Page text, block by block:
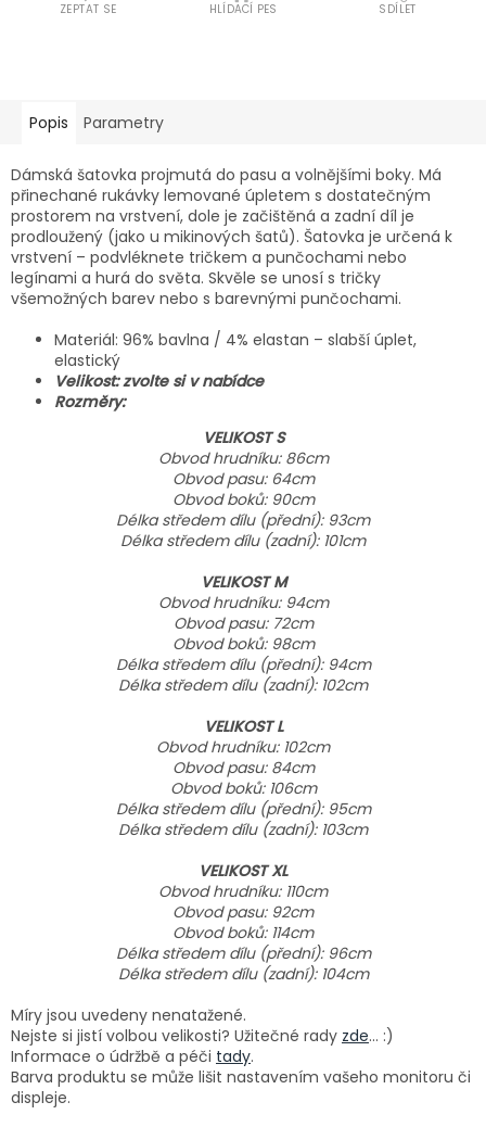
ZEPTAT SE HLÍDACÍ PES SDÍLET
Popis Parametry
Dámská šatovka projmutá do pasu a volnějšími boky. Má
přinechané rukávky lemované úpletem s dostatečným
prostorem na vrstvení, dole je začištěná a zadní díl je
prodloužený (jako u mikinových šatů). Šatovka je určená k
vrstvení – podvléknete tričkem a punčochami nebo
legínami a hurá do světa. Skvěle se unosí s tričky
všemožných barev nebo s barevnými punčochami.
Materiál: 96% bavlna / 4% elastan – slabší úplet,
elastický
Velikost: zvolte si v nabídce
Rozměry:
VELIKOST S
Obvod hrudníku: 86cm
Obvod pasu: 64cm
Obvod boků: 90cm
Délka středem dílu (přední): 93cm
Délka středem dílu (zadní): 101cm
VELIKOST M
Obvod hrudníku: 94cm
Obvod pasu: 72cm
Obvod boků: 98cm
Délka středem dílu (přední): 94cm
Délka středem dílu (zadní): 102cm
VELIKOST L
Obvod hrudníku: 102cm
Obvod pasu: 84cm
Obvod boků: 106cm
Délka středem dílu (přední): 95cm
Délka středem dílu (zadní): 103cm
VELIKOST XL
Obvod hrudníku: 110cm
Obvod pasu: 92cm
Obvod boků: 114cm
Délka středem dílu (přední): 96cm
Délka středem dílu (zadní): 104cm
Míry jsou uvedeny nenatažené.
Nejste si jistí volbou velikosti? Užitečné rady zde... :)
Informace o údržbě a péči tady.
Barva produktu se může lišit nastavením vašeho monitoru či
displeje.